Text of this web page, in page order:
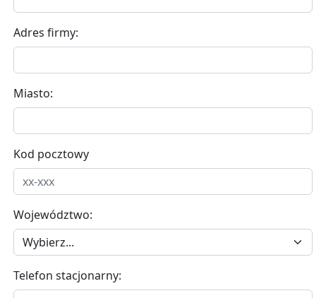
Adres firmy:
Miasto:
Kod pocztowy
Województwo:
Telefon stacjonarny: